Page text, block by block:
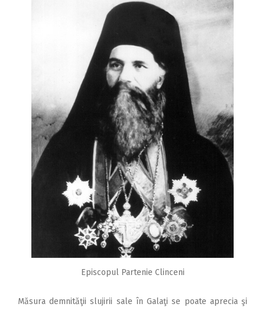
Episcopul Partenie Clinceni
Măsura demnităţii slujirii sale în Galaţi se poate aprecia şi